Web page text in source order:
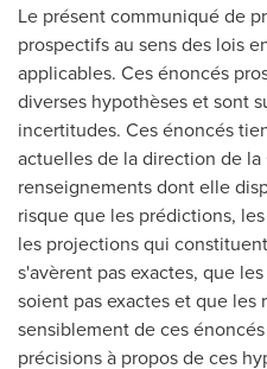
Le présent communiqué de
prospectifs au sens des lois
applicables. Ces énoncés
diverses hypothèses et sont
incertitudes. Ces énoncés
actuelles de la direction de
renseignements dont elle
risque que les prédictions,
les projections qui
s'avèrent pas exactes, que
soient pas exactes et que les
sensiblement de ces
précisions à propos de ces